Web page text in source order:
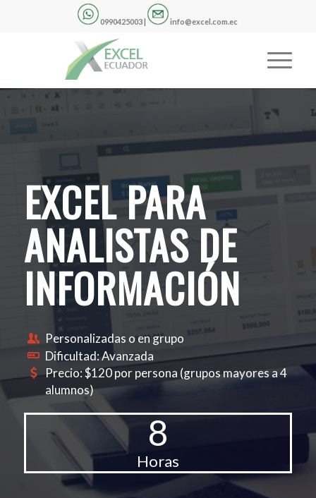
0990425003 | info@excel.com.ec
EXCEL PARA
ANALISTAS DE
INFORMACIÓN
Personalizadas o en grupo
Dificultad: Avanzada
Precio: $120 por persona (grupos mayores a 4
alumnos)
8
Horas